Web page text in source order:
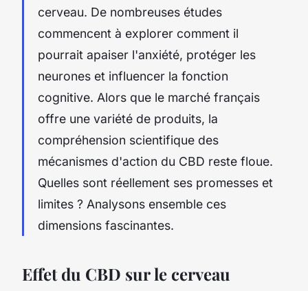
cerveau. De nombreuses études
commencent à explorer comment il
pourrait apaiser l'anxiété, protéger les
neurones et influencer la fonction
cognitive. Alors que le marché français
offre une variété de produits, la
compréhension scientifique des
mécanismes d'action du CBD reste floue.
Quelles sont réellement ses promesses et
limites ? Analysons ensemble ces
dimensions fascinantes.
Effet du CBD sur le cerveau